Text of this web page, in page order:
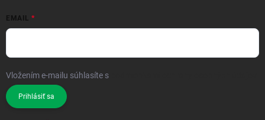
EMAIL
Vložením e-mailu súhlasíte s
Prihlásiť sa